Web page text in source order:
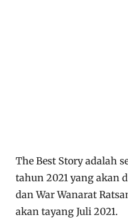
The Best Story adalah
tahun 2021 yang akan
dan War Wanarat
akan tayang Juli 2021.